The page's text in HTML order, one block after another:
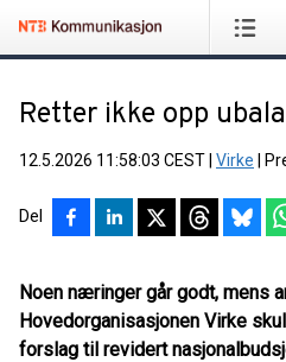
Retter ikke opp
12.5.2026 11:58:03 CEST Virke
Del
Noen næringer går godt, mens
Hovedorganisasjonen Virke
forslag til revidert